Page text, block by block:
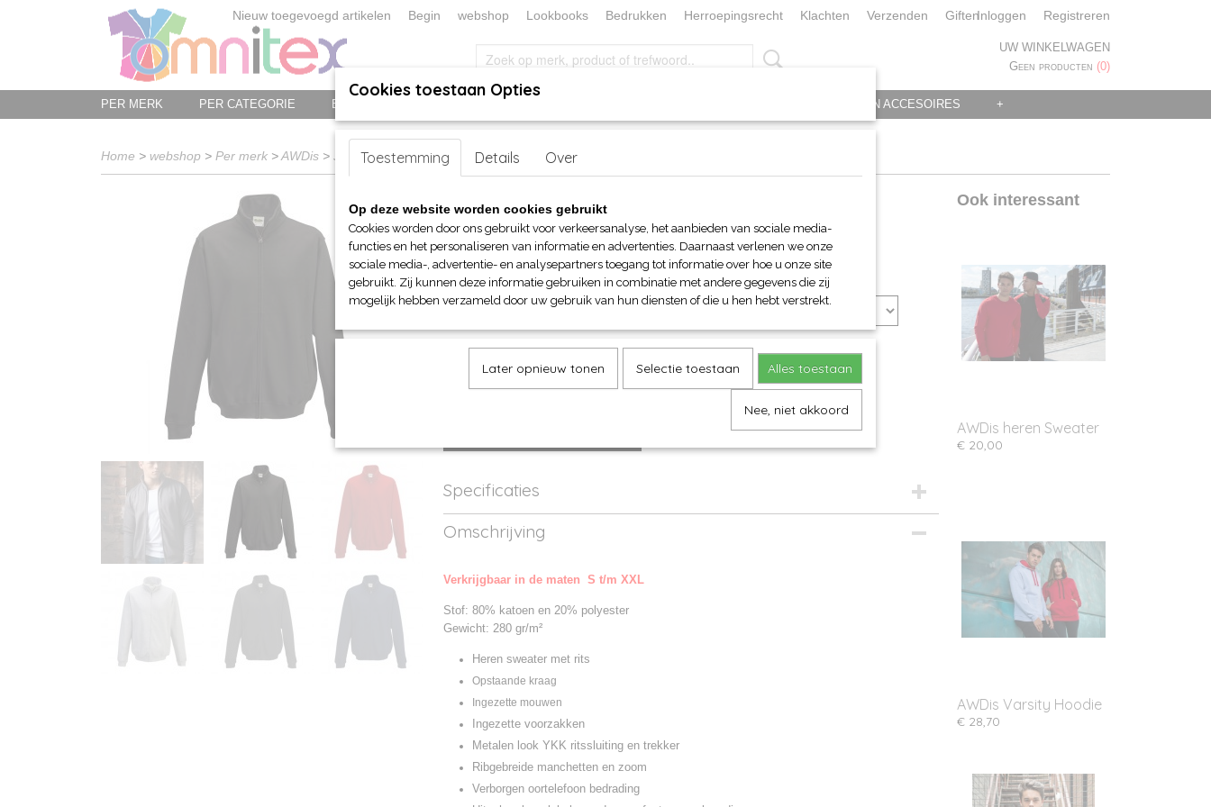
Nieuw toegevoegd artikelen Begin webshop Lookbooks Bedrukken Herroepingsrecht Klachten Verzenden GiftenInloggen Registreren
UW WINKELWAGEN
Geen producten (0)
PER MERK PER CATEGORIE BED-, BAD-, KEUKEN EN TAFELLINNEN KERST/FEEST KLEDING EN ACCESOIRES +
Home > webshop > Per merk >AWDis > Just Hoods> AWDis Fresher Full Zip Sweater
AWDis Fresher Full Zip Sweater
€ 34,40 (inclusief btw 21%)
Maat Kleur
Specificaties
Productcode
Productcode leverancier
Omschrijving
Verkrijgbaar in de maten S t/m XXL
Stof: 80% katoen en 20% polyester
Gewicht: 280 gr/m²
Heren sweater met rits
Opstaande kraag
Ingezette mouwen
Ingezette voorzakken
Metalen look YKK ritssluiting en trekker
Ribgebreide manchetten en zoom
Verborgen oortelefoon bedrading
Ook interessant
AWDis heren Sweater
€ 20,00
AWDis Varsity Hoodie
€ 28,70
Cookies toestaan Opties
Toestemming Details Over
Op deze website worden cookies gebruikt
Cookies worden door ons gebruikt voor verkeersanalyse, het aanbieden van sociale media-
functies en het personaliseren van informatie en advertenties. Daarnaast verlenen we onze
sociale media-, advertentie- en analysepartners toegang tot informatie over hoe u onze site
gebruikt. Zij kunnen deze informatie gebruiken in combinatie met andere gegevens die zij
mogelijk hebben verzameld door uw gebruik van hun diensten of die u hen hebt verstrekt.
Later opnieuw tonen Selectie toestaan Alles toestaan
Nee, niet akkoord